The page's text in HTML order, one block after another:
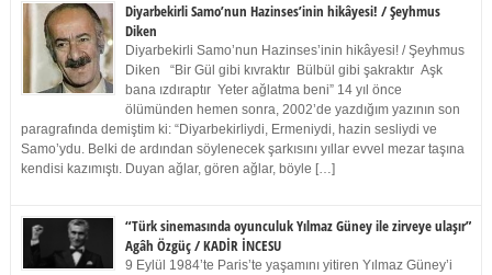
Diyarbekirli Samo’nun Hazinses’inin hikâyesi! / Şeyhmus
Diken
Diyarbekirli Samo’nun Hazinses’inin hikâyesi! / Şeyhmus
Diken “Bir Gül gibi kıvraktır Bülbül gibi şakraktır Aşk
bana ızdıraptır Yeter ağlatma beni” 14 yıl önce
ölümünden hemen sonra, 2002’de yazdığım yazının son
paragrafında demiştim ki: “Diyarbekirliydi, Ermeniydi, hazin sesliydi ve
Samo’ydu. Belki de ardından söylenecek şarkısını yıllar evvel mezar taşına
kendisi kazımıştı. Duyan ağlar, gören ağlar, böyle […]
“Türk sinemasında oyunculuk Yılmaz Güney ile zirveye ulaşır”
Agâh Özgüç / KADİR İNCESU
9 Eylül 1984’te Paris’te yaşamını yitiren Yılmaz Güney’i